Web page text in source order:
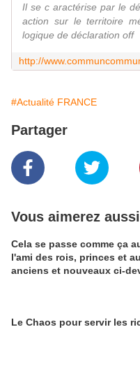
Il se c aractérise par le
action sur le territoire
logique de déclaration off
#Actualité FRANCE
Partager
Vous aimerez aussi
Cela se passe comme ça
l'ami des rois, princes et
anciens et nouveaux ci-
Le Chaos pour servir les